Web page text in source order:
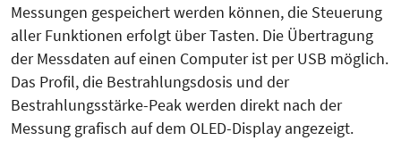
Messungen gespeichert werden können, die Steuerung
aller Funktionen erfolgt über Tasten. Die Übertragung
der Messdaten auf einen Computer ist per USB möglich.
Das Profil, die Bestrahlungsdosis und der
Bestrahlungsstärke-Peak werden direkt nach der
Messung grafisch auf dem OLED-Display angezeigt.